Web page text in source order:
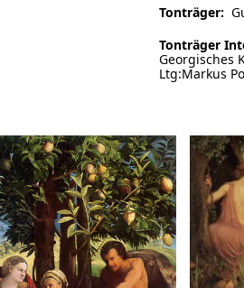
Tonträger:
Tonträger
Georgisches
Ltg:Markus